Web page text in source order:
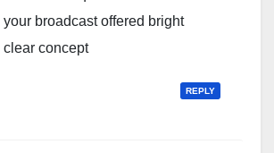
your broadcast offered bright
clear concept
REPLY